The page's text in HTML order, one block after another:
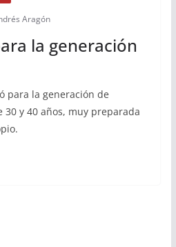
Aragón
la generación
para la generación de
30 y 40 años, muy preparada